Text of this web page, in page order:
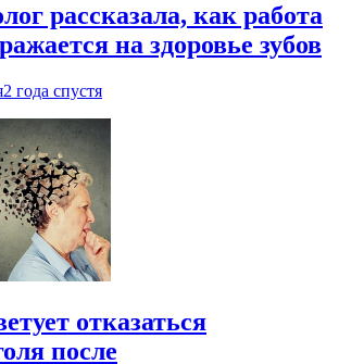
рассказала, как работа
на здоровье зубов
2 года спустя
отказаться
после